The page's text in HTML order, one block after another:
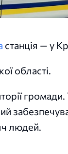
станція — у
області.
людей.